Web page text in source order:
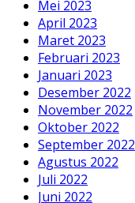
Mei 2023
April 2023
Maret 2023
Februari 2023
Januari 2023
Desember 2022
November 2022
Oktober 2022
September 2022
Agustus 2022
Juli 2022
Juni 2022